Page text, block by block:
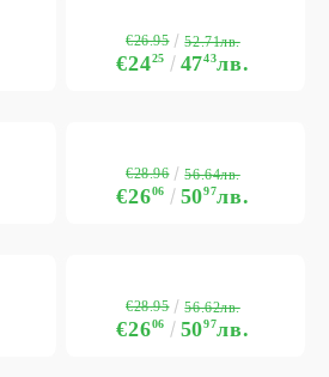
€2425 4743лв.
€26.95 52.71лв.
€2606 5097лв.
€28.96 56.64лв.
€2606 5097лв.
€28.95 56.62лв.